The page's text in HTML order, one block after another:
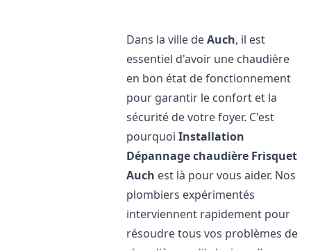
Dans la ville deAuch, il est
essentiel d'avoir une chaudière
en bon état de fonctionnement
pour garantir le confort et la
sécurité de votre foyer. C'est
pourquoiInstallation
Dépannage chaudière Frisquet
Auch est là pour vous aider. Nos
plombiers expérimentés
interviennent rapidement pour
résoudre tous vos problèmes de